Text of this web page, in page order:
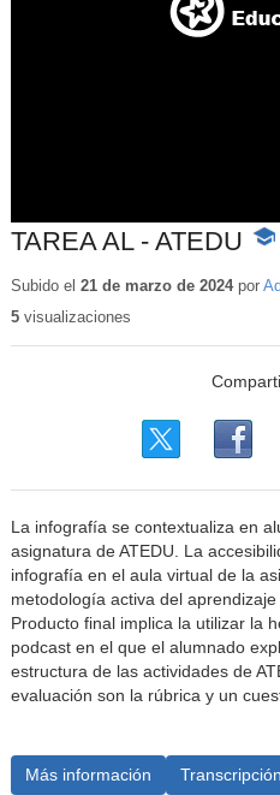
TAREA AL - ATEDU
-
Subido el 21 de marzo de 2024por
5visualizaciones
La infografía se contextualiza en
asignatura de ATEDU. La
infografía en el aula virtual de la
metodología activa del
Producto final implica la utilizar la
podcast en el que el alumnado
estructura de las actividades de
evaluación son la rúbrica y un
Más información Transcripción